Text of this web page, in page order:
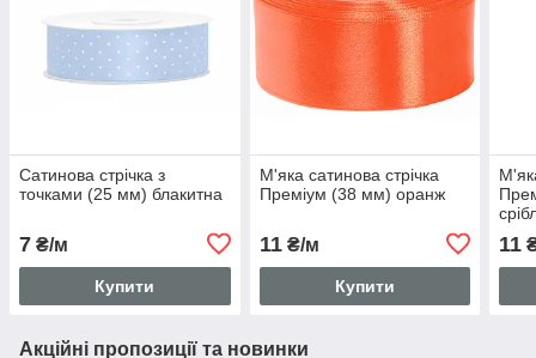
Сатинова стрічка з
точками (25 мм) блакитна
7 ₴/м
Купити
М'яка сатинова стрічка
Преміум (38 мм) оранж
11₴/м
Купити
11
Акційні пропозиції та новинки